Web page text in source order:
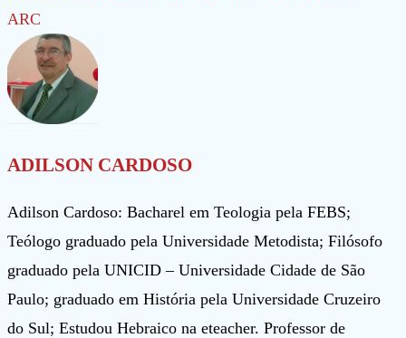
artigos
ARC
ADILSON CARDOSO
Adilson Cardoso: Bacharel em Teologia pela FEBS;
Teólogo graduado pela Universidade Metodista; Filósofo
graduado pela UNICID – Universidade Cidade de São
Paulo; graduado em História pela Universidade Cruzeiro
do Sul; Estudou Hebraico na eteacher. Professor de